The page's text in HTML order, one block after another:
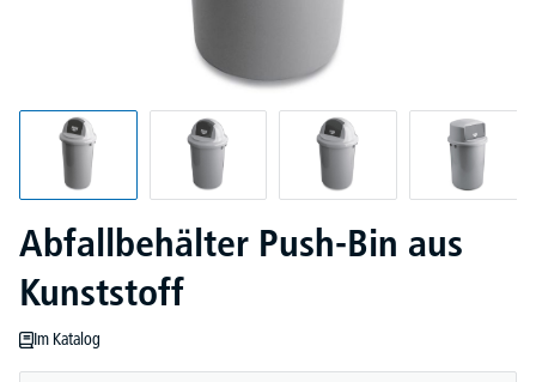
Abfallbehälter Push-Bin aus
Kunststoff
Im Katalog